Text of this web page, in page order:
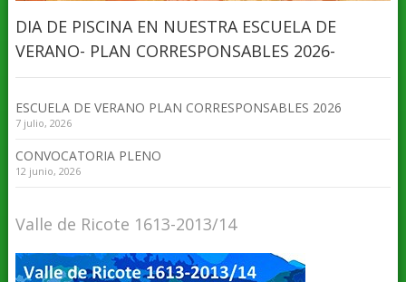
DIA DE PISCINA EN NUESTRA ESCUELA DE
VERANO- PLAN CORRESPONSABLES 2026-
ESCUELA DE VERANO PLAN CORRESPONSABLES 2026
7 julio, 2026
CONVOCATORIA PLENO
12 junio, 2026
Valle de Ricote 1613-2013/14